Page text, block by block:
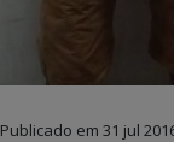
Publicado em 31 jul